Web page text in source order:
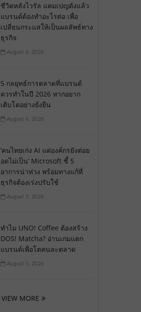
ชีวิตหลังไวรัล แคมเปญดังแล้ว
แบรนด์ต้องทำอะไรต่อ เพื่อ
เปลี่ยนกระแสให้เป็นผลลัพธ์ทาง
ธุรกิจ
August 6, 2026
5 กลยุทธ์การตลาดที่แบรนด์
ควรทำในปี 2026 หากอยาก
เติบโตอย่างยั่งยืน
August 6, 2026
‘คนไทยเก่ง AI แต่องค์กรยังต่อย
อดไม่เป็น’ Microsoft ชี้ 5
อาการน่าห่วง พร้อมทางแก้ที่
ธุรกิจต้องเร่งปรับใช้
August 5, 2026
ทำไม UNO! Coffee ต้องสร้าง
DOS! Matcha? อ่านเกมแตก
แบรนด์เพื่อโตคนละตลาด
August 5, 2026
VIEW MORE